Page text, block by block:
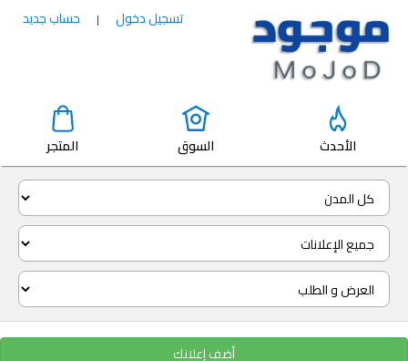
تسجيل دخول | حساب جديد
الأحدث السوق المتجر
أضف إعلانك